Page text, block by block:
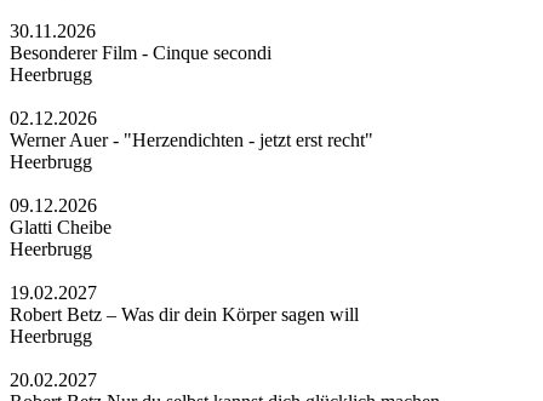
30.11.2026
Besonderer Film - Cinque secondi
Heerbrugg
02.12.2026
Werner Auer - "Herzendichten - jetzt erst recht"
Heerbrugg
09.12.2026
Glatti Cheibe
Heerbrugg
19.02.2027
Robert Betz – Was dir dein Körper sagen will
Heerbrugg
20.02.2027